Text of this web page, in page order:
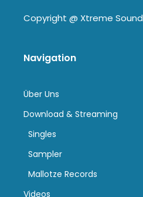
Copyright @ Xtreme Sound
Navigation
Über Uns
Download & Streaming
Singles
Sampler
Mallotze Records
Videos